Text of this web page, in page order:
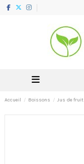
Accueil Boissons Jus de fruit